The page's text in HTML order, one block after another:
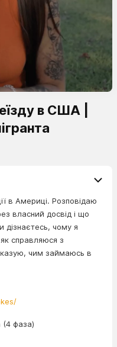
в США |
в Америці. Розповідаю
власний досвід і що
дізнаєтесь, чому я
справляюся з
чим займаюсь в
(4 фаза)